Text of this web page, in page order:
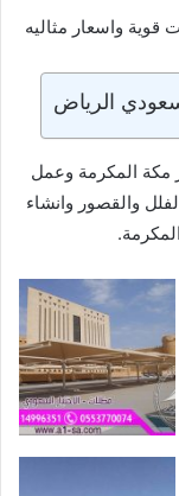
واسعار مثاليه
الرياض
مكة المكرمة وعمل
والقصور وانشاء